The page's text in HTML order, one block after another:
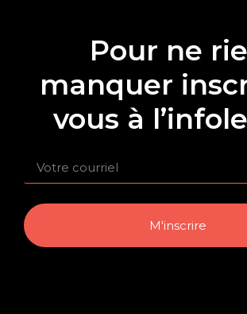
Pour ne
manquer
vous à
M'inscrire